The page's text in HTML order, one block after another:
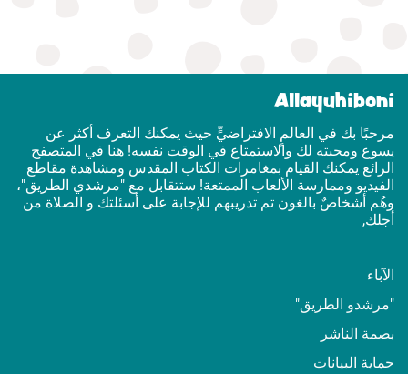
Allayuhiboni
مرحبًا بك في العالمٍ الافتراضيٍّ حيث يمكنك التعرف أكثر عن
يسوع ومحبته لك والاستمتاع في الوقت نفسه! هنا في المتصفح
الرائع يمكنك القيام بمغامرات الكتاب المقدس ومشاهدة مقاطع
الفيديو وممارسة الألعاب الممتعة! ستتقابل مع "مرشدي الطريق"،
وهُم أشخاصٌ بالغون تم تدريبهم للإجابة على أسئلتك و الصلاة من
أجلك,
الآباء
"مرشدو الطريق"
بصمة الناشر
حماية البيانات